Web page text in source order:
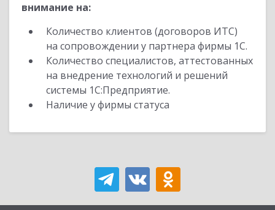
внимание на:
Количество клиентов (договоров ИТС)
на сопровождении у партнера фирмы 1С.
Количество специалистов, аттестованных
на внедрение технологий и решений
системы 1С:Предприятие.
Наличие у фирмы статуса